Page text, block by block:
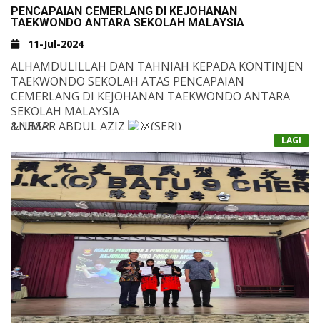
PENCAPAIAN CEMERLANG DI KEJOHANAN
TAEKWONDO ANTARA SEKOLAH MALAYSIA
11-Jul-2024
ALHAMDULILLAH DAN TAHNIAH KEPADA KONTINJEN
TAEKWONDO SEKOLAH ATAS PENCAPAIAN
CEMERLANG DI KEJOHANAN TAEKWONDO ANTARA
SEKOLAH MALAYSIA
&NBSP;
1. UMAR ABDUL AZIZ
(SERI)
3. ⁠HANA SOFEA
( SERI)
4. ⁠JELITA MARYAM
(SERI)
5. ⁠IMRAN
(SERI)
6. ⁠MARYAM
(SERI)
7. MUIZZUDDIN
(SERI)
8. MAYESA NUR ADELIA
(SERI)
9. MARISSA NUR FATINI
(SERI)
10. ADAM IMAN
(SEMI)
11. ⁠AINA NUR NABIHA
(SERI)
12. ALISHA ZULAIKHA
(SERI)
&NBSP;
MEREKA MEWAKILI BANGI TAEKWONDO ACADEMY.
LAGI